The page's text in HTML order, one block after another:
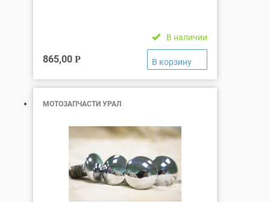
В наличии
865,00 Р
МОТОЗАПЧАСТИ УРАЛ